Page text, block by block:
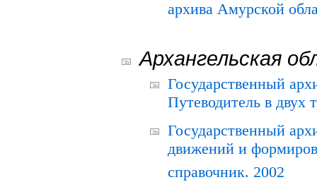
архива Амурской
Архангельская
Государственный
Путеводитель в двух
Государственный
движений и
справочник. 2002